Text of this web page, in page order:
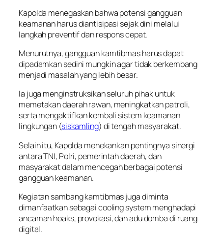
Kapolda menegaskan bahwa potensi gangguan
keamanan harus diantisipasi sejak dini melalui
langkah preventif dan respons cepat.
Menurutnya, gangguan kamtibmas harus dapat
dipadamkan sedini mungkin agar tidak berkembang
menjadi masalah yang lebih besar.
Ia juga menginstruksikan seluruh pihak untuk
memetakan daerah rawan, meningkatkan patroli,
serta mengaktifkan kembali sistem keamanan
lingkungan (siskamling) di tengah masyarakat.
Selain itu, Kapolda menekankan pentingnya sinergi
antara TNI, Polri, pemerintah daerah, dan
masyarakat dalam mencegah berbagai potensi
gangguan keamanan.
Kegiatan sambang kamtibmas juga diminta
dimanfaatkan sebagai cooling system menghadapi
ancaman hoaks, provokasi, dan adu domba di ruang
digital.